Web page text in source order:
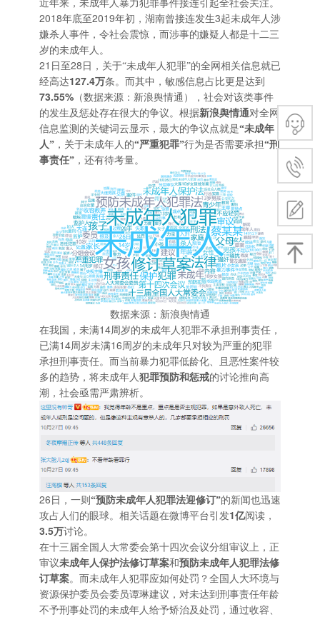
近年来，未成年人暴力犯罪事件接连引起全社会关注。
2018年底至2019年初，湖南曾接连发生3起未成年人涉
嫌杀人事件，令社会震惊，而涉事的嫌疑人都是十二三
岁的未成年人。
21 日至28 日，关于“未成年人犯罪”的全网相关信息就已
经高达127.4万条。而其中，敏感信息占比更是达到
73.55% （数据来源：新浪舆情通），社会对该类事件
的发生及惩处存在很大的争议。根据新浪舆情通对全网
信息监测的关键词云显示，最大的争议点就是“未成年
人” ，关于未成年人的“严重犯罪”行为是否需要承担“刑
事责任” ，还有待考量。
数据来源：新浪舆情通
在我国，未满14 周岁的未成年人犯罪不承担刑事责任，
已满14 周岁未满16 周岁的未成年只对较为严重的犯罪
承担刑事责任。而当前暴力犯罪低龄化、且恶性案件较
多的趋势，将未成年人 犯罪预防和惩戒的讨论推向高
潮，社会亟需严肃辨析。
26 日，一则 “预防未成年人犯罪法迎修订”的新闻也迅速
攻占人们的眼球。相关话题在微博平台引发1亿阅读，
3.5万讨论。
在十三届全国人大常委会第十四次会议分组审议上，正
审议未成年人保护法修订草案和预防未成年人犯罪法修
订草案。而未成年人犯罪应如何处罚？全国人大环境与
资源保护委员会委员谭琳建议，对未达到刑事责任年龄
不予刑事处罚的未成年人给予矫治及处罚，通过收容、